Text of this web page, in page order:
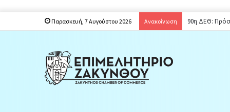
Παρασκευή, 7 Αυγούστου 2026 Ανακοίνωση 90η ΔΕΘ: